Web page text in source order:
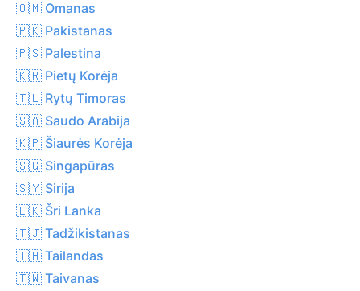
🇴🇲 Omanas
🇵🇰 Pakistanas
🇵🇸 Palestina
🇰🇷 Pietų Korėja
🇹🇱 Rytų Timoras
🇸🇦 Saudo Arabija
🇰🇵 Šiaurės Korėja
🇸🇬 Singapūras
🇸🇾 Sirija
🇱🇰 Šri Lanka
🇹🇯 Tadžikistanas
🇹🇭 Tailandas
🇹🇼 Taivanas